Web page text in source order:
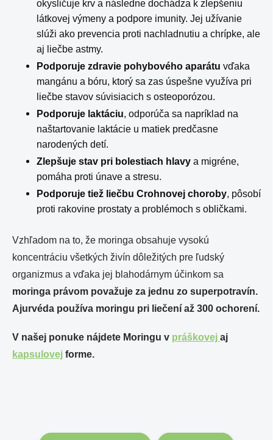
okysličuje krv a následne dochádza k zlepšeniu
látkovej výmeny a podpore imunity. Jej užívanie
slúži ako prevencia proti nachladnutiu a chrípke, ale
aj liečbe astmy.
Podporuje zdravie pohybového aparátu vďaka
mangánu a bóru, ktorý sa zas úspešne využíva pri
liečbe stavov súvisiacich s osteoporózou.
Podporuje laktáciu, odporúča sa napríklad na
naštartovanie laktácie u matiek predčasne
narodených detí.
Zlepšuje stav pri bolestiach hlavy a migréne,
pomáha proti únave a stresu.
Podporuje tiež liečbu Crohnovej choroby, pôsobí
proti rakovine prostaty a problémoch s obličkami.
Vzhľadom na to, že moringa obsahuje vysokú
koncentráciu všetkých živín dôležitých pre ľudský
organizmus a vďaka jej blahodárnym účinkom sa
moringa právom považuje za jednu zo superpotravín.
Ajurvéda používa moringu pri liečení až 300 ochorení.
V našej ponuke nájdete Moringu v práškovej aj
kapsulovej forme.